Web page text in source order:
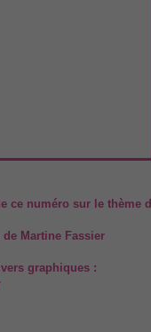
ce numéro sur le thème
de Martine Fassier
graphiques :